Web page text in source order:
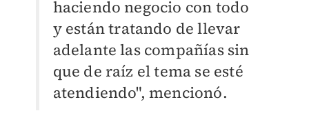
haciendo negocio con todo
y están tratando de llevar
adelante las compañías sin
que de raíz el tema se esté
atendiendo", mencionó.